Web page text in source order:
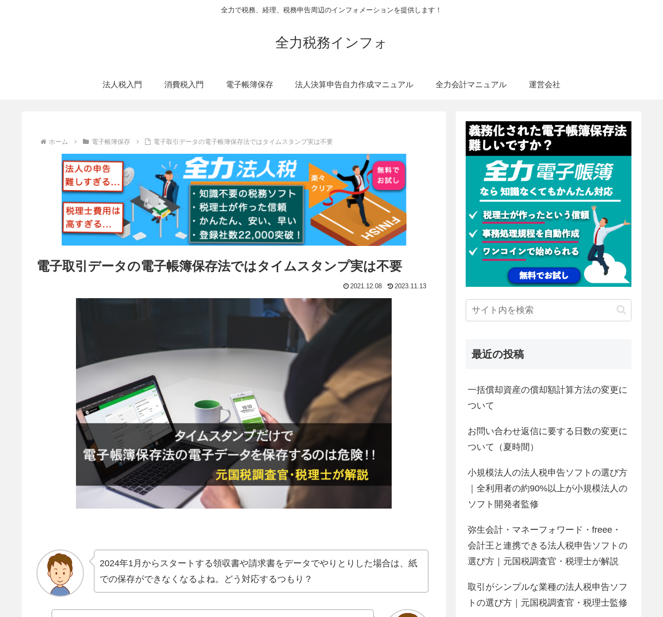
全力で税務、経理、税務申告周辺のインフォメーションを提供します！
全力税務インフォ
法人税入門 消費税入門 電子帳簿保存 法人決算申告自力作成マニュアル 全力会計マニュアル 運営会社
ホーム 電子帳簿保存 電子取引データの電子帳簿保存法ではタイムスタンプ実は不要
電子取引データの電子帳簿保存法ではタイムスタンプ実は不要
2021.12.08 2023.11.13
2024年1月からスタートする領収書や請求書をデータでやりとりした場合は、紙
での保存ができなくなるよね。どう対応するつもり？
最近の投稿
一括償却資産の償却額計算方法の変更に
ついて
お問い合わせ返信に要する日数の変更に
ついて（夏時間）
小規模法人の法人税申告ソフトの選び方
｜全利用者の約90%以上が小規模法人の
ソフト開発者監修
弥生会計・マネーフォワード・freee・
会計王と連携できる法人税申告ソフトの
選び方｜元国税調査官・税理士が解説
取引がシンプルな業種の法人税申告ソフ
トの選び方｜元国税調査官・税理士監修